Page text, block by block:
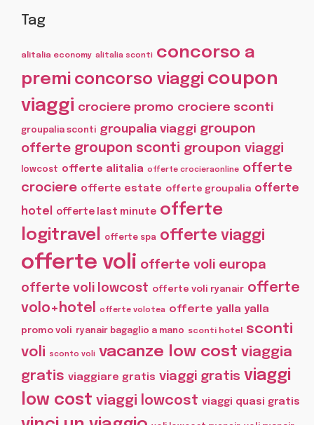
Tag
alitalia economy alitalia sconti concorso a
premi concorso viaggi coupon
viaggi crociere promo crociere sconti
groupalia sconti groupalia viaggi groupon
offerte groupon sconti groupon viaggi
lowcost offerte alitalia offerte crocieraonline offerte
crociere offerte estate offerte groupalia offerte
hotel
offerte last minute offerte
logitravel offerte spa offerte viaggi
offerte voli offerte voli europa
offerte voli lowcost offerte voli ryanair offerte
volo+hotel offerte volotea offerte yalla yalla
promo voli ryanair bagaglio a mano sconti hotel
sconti
voli
sconto voli vacanze low cost viaggia
gratis viaggiare gratis viaggi gratis viaggi
low cost viaggi lowcost viaggi quasi gratis